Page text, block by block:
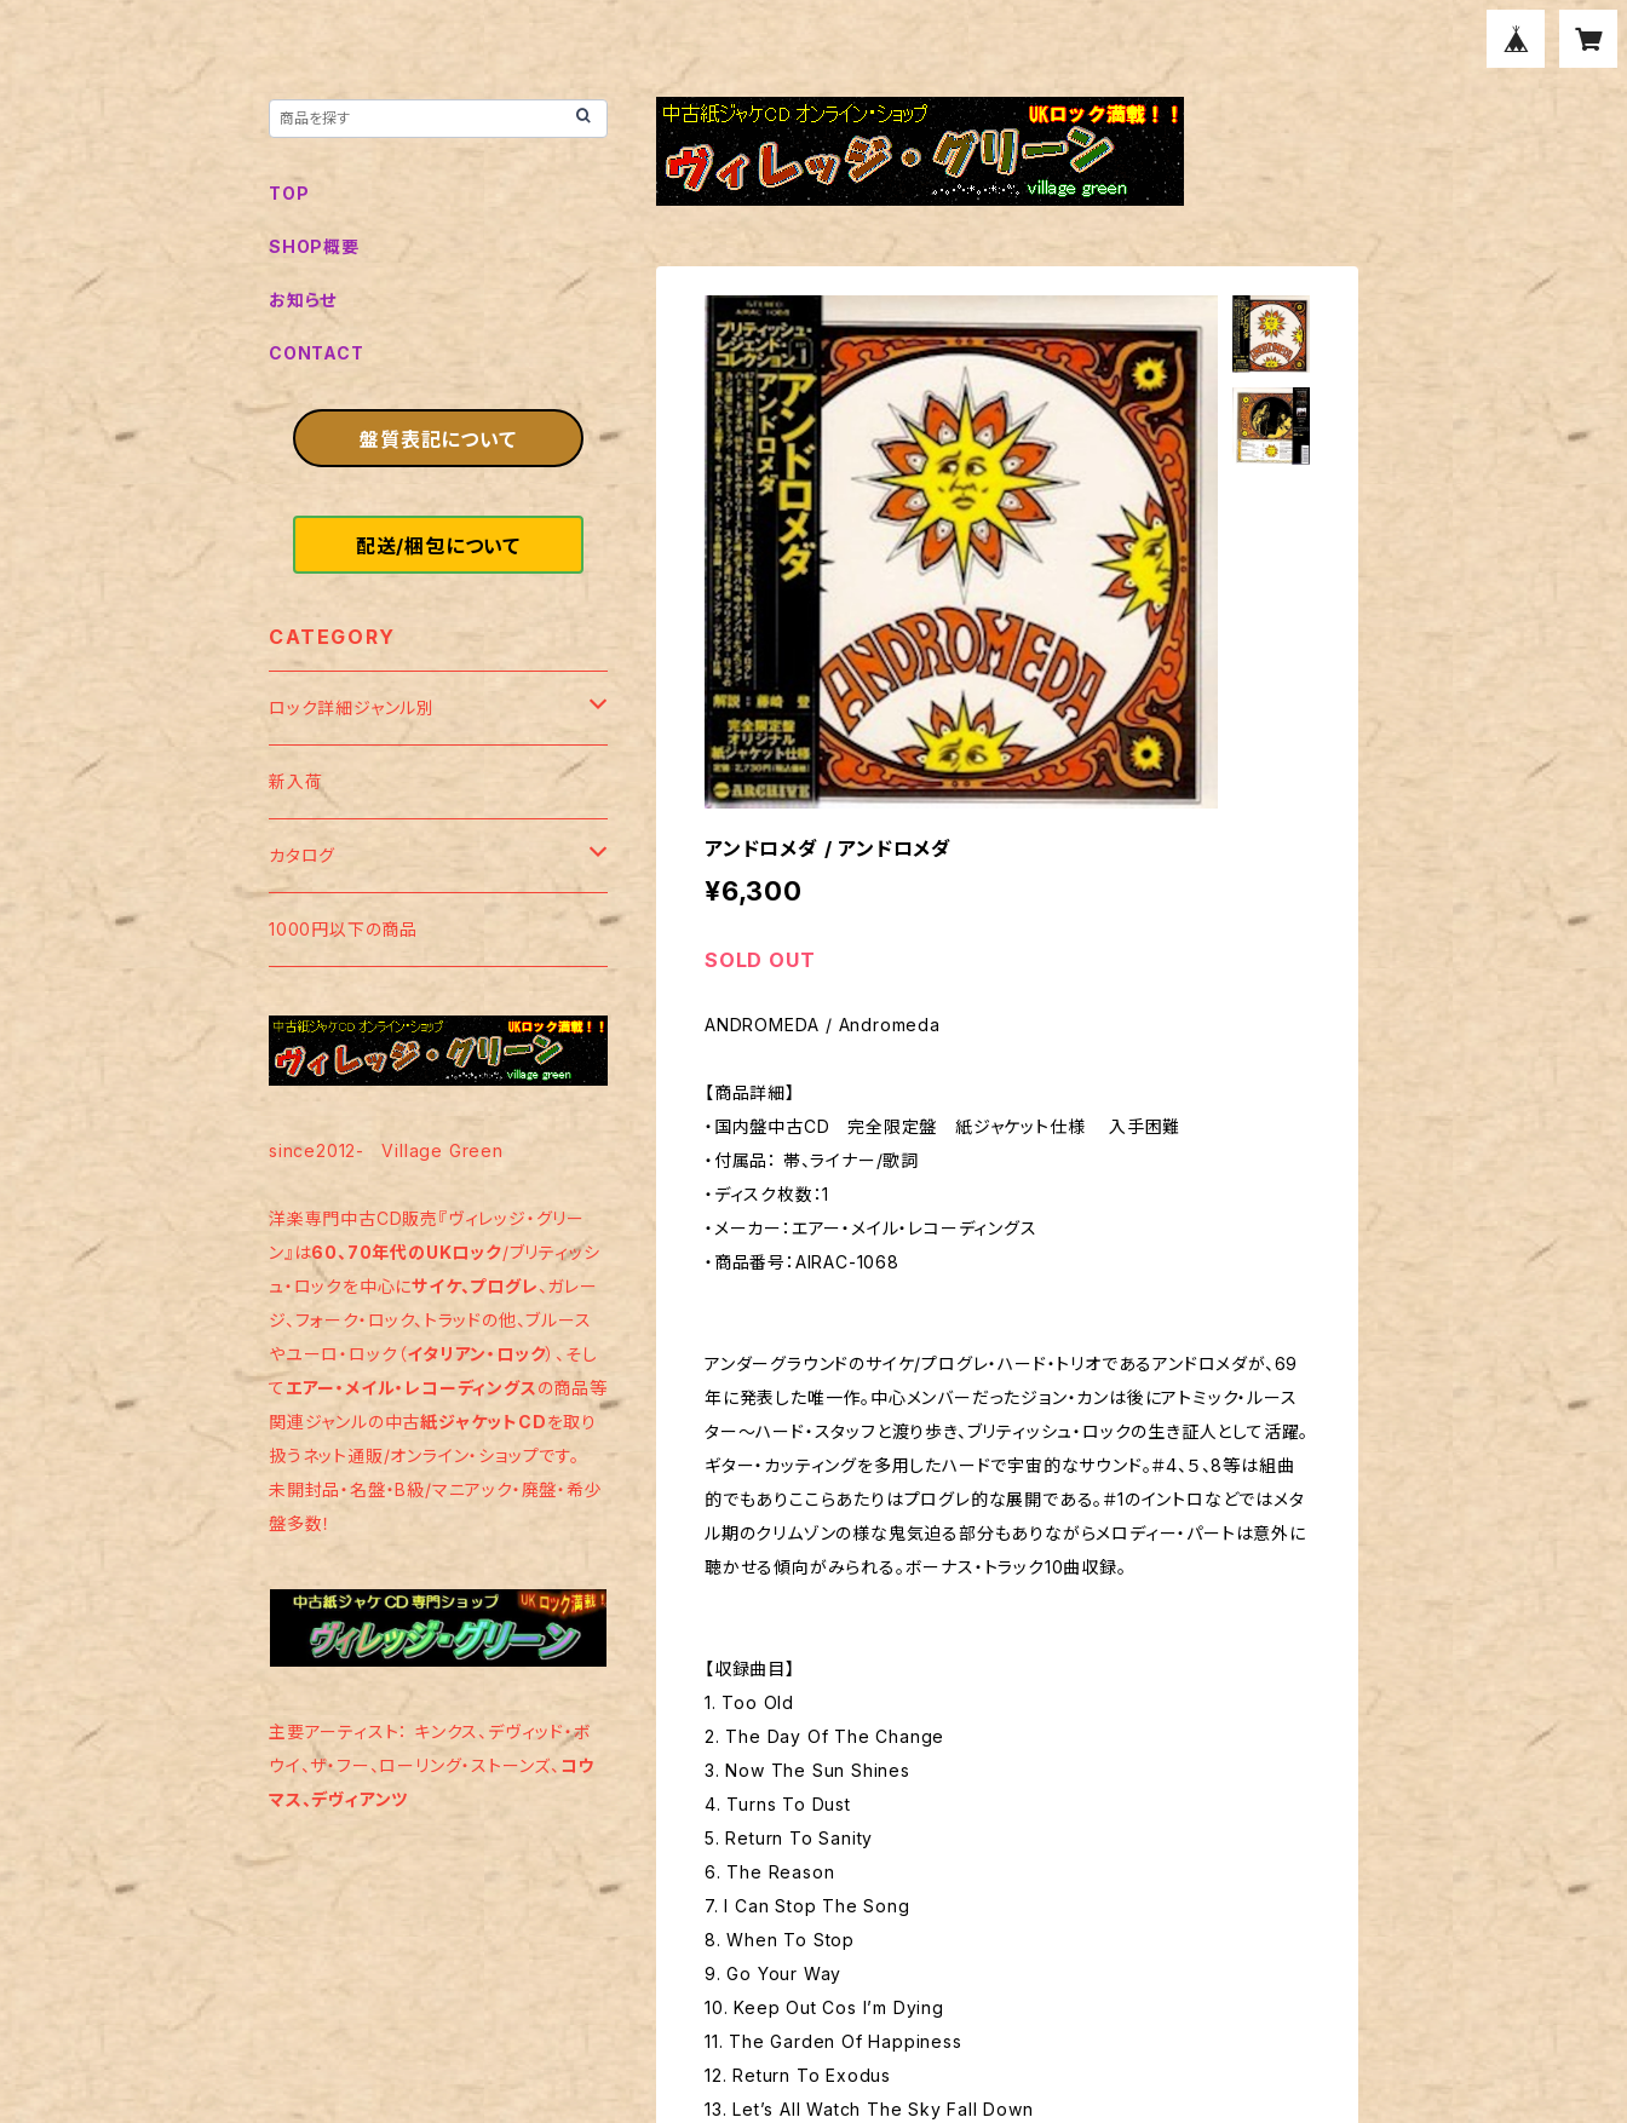
アンドロメダ / アンドロメダ
¥6,300
SOLD OUT
ANDROMEDA / Andromeda
【商品詳細】
・国内盤中古CD 完全限定盤 紙ジャケット仕様 入手困難
・付属品： 帯、ライナー/歌詞
・ディスク枚数：1
・メーカー：エアー・メイル・レコーディングス
・商品番号：AIRAC-1068
アンダーグラウンドのサイケ/プログレ・ハード・トリオであるアンドロメダが、69
年に発表した唯一作。中心メンバーだったジョン・カンは後にアトミック・ルース
ター〜ハード・スタッフと渡り歩き、ブリティッシュ・ロックの生き証人として活躍。
ギター・カッティングを多用したハードで宇宙的なサウンド。＃4、５、8等は組曲
的でもありここらあたりはプログレ的な展開である。＃1のイントロなどではメタ
ル期のクリムゾンの様な鬼気迫る部分もありながらメロディー・パートは意外に
聴かせる傾向がみられる。ボーナス・トラック10曲収録。
【収録曲目】
1. Too Old
2. The Day Of The Change
3. Now The Sun Shines
4. Turns To Dust
5. Return To Sanity
6. The Reason
7. I Can Stop The Song
8. When To Stop
9. Go Your Way
10. Keep Out Cos I’m Dying
11. The Garden Of Happiness
12. Return To Exodus
13. Let’s All Watch The Sky Fall Down
TOP
SHOP概要
お知らせ
CONTACT
盤質表記について
配送/梱包について
CATEGORY
ロック詳細ジャンル別
サイケ/フリーク・ビート/アシッド
フォーク・ロック/トラッド
プログレ
ポップ
サザンロック/カントリー・ロック
オールディーズ
ハード・ロック
グラム・ロック
パンク/パブ・ロック/ニューウェーブ
アート／エレクトロニクス
ジャズよりのロック
ブルース・ロック
新入荷
カタログ
ブリティッシュ・ロック
アンダーグラウンド
ユーロ・ロック etc･･･
ブルース/Ｒ＆Ｂ/ソウル
邦楽
80年代以降のロック
ｴｱｰ・ﾒｲﾙ・ﾚｺｰﾃﾞｨﾝｸﾞｽ
ジャズ/その他
1000円以下の商品
since2012- Village Green
洋楽専門中古CD販売『ヴィレッジ・グリー
ン』は60、70年代のUKロック/ブリティッシ
ュ・ロックを中心にサイケ、プログレ、ガレー
ジ、フォーク・ロック、トラッドの他、ブルース
やユーロ・ロック（イタリアン・ロック）、そし
て エアー・メイル・レコーディングスの商品等
関連ジャンルの中古紙ジャケットCDを取り
扱うネット通販/オンライン・ショップです。
未開封品・名盤・B級/マニアック・廃盤・希少
盤多数！
主要アーティスト： キンクス、デヴィッド・ボ
ウイ、ザ・フー、ローリング・ストーンズ、 コウ
マス、デヴィアンツ